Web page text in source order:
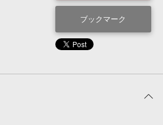
映像のBGM・セリフを音声分離
ブックマーク